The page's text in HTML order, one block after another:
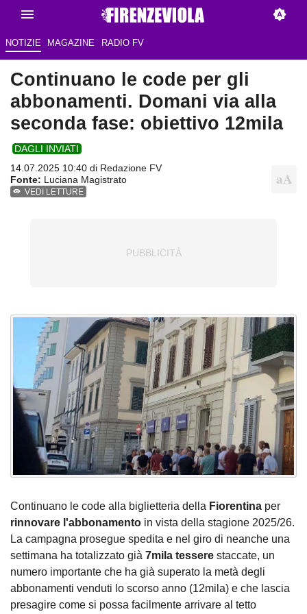
NOTIZIE MAGAZINE RADIO FV
Continuano le code per gli
abbonamenti. Domani via alla
seconda fase: obiettivo 12mila
DAGLI INVIATI
14.07.2025 10:40 di Redazione FV
Fonte: Luciana Magistrato
VEDI LETTURE
Continuano le code alla biglietteria della Fiorentina per
rinnovare l'abbonamento in vista della stagione 2025/26.
La campagna prosegue spedita e nel giro di neanche una
settimana ha totalizzato già 7mila tessere staccate, un
numero importante che ha già superato la metà degli
abbonamenti venduti lo scorso anno (12mila) e che lascia
presagire come si possa facilmente arrivare al tetto